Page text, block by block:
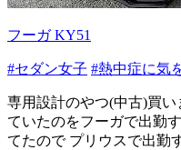
フーガ KY51
#セダン女子 #熱中症に気
専用設計のやつ(中古)買
ていたのをフーガで出勤
てたので プリウスで出勤